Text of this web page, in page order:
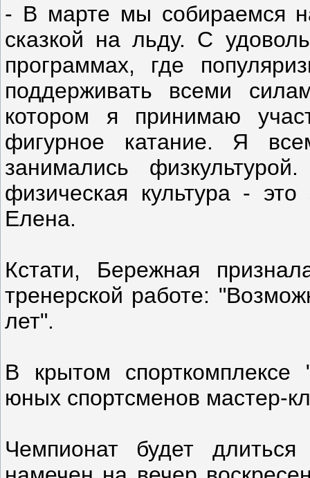
- В марте мы собираемся
сказкой на льду. С
программах, где
поддерживать всеми
котором я принимаю
фигурное катание. Я
занимались
физическая культура -
Елена.
Кстати, Бережная
тренерской работе:
лет".
В крытом спорткомплексе
юных спортсменов мастер-
Чемпионат будет